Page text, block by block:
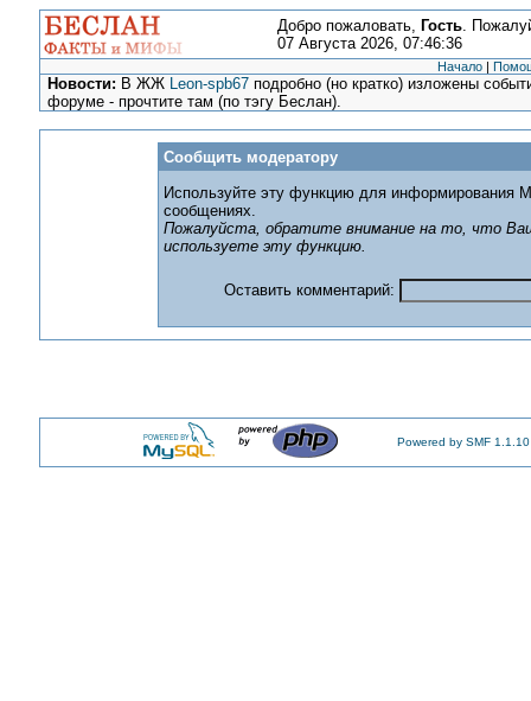
Добро пожаловать, Гость.
07 Августа 2026, 07:46:36
Начало |
Новости: В ЖЖ Leon-spb67 подробно (но кратко) изложены
форуме - прочтите там (по тэгу Беслан).
Сообщить модератору
Используйте эту функцию для информирования
сообщениях.
Пожалуйста, обратите внимание на то, что
используете эту функцию.
Оставить комментарий:
Powered by SMF 1.1.10